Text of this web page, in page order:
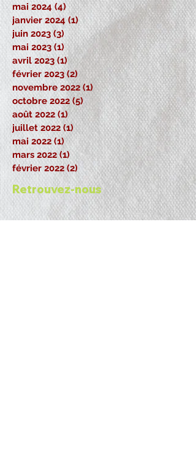
mai 2024 (4)4 posts
janvier 2024 (1)1 post
juin 2023 (3)3 posts
mai 2023 (1)1 post
avril 2023 (1)1 post
février 2023 (2)2 posts
novembre 2022 (1)1 post
octobre 2022 (5)5 posts
août 2022 (1) 1 post
juillet 2022 (1)1 post
mai 2022 (1)1 post
mars 2022 (1)1 post
février 2022 (2)2 posts
Retrouvez-nous